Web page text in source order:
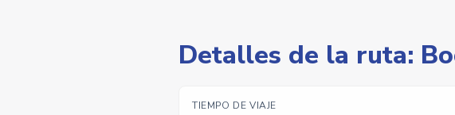
Detalles de la ruta:
TIEMPO DE VIAJE